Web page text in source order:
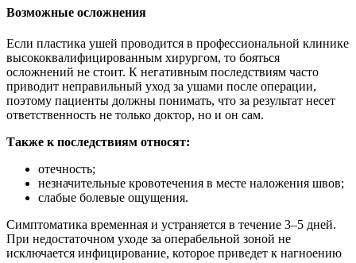
Возможные осложнения
Если пластика ушей проводится в профессиональной клинике
высококвалифицированным хирургом, то бояться
осложнений не стоит. К негативным последствиям часто
приводит неправильный уход за ушами после операции,
поэтому пациенты должны понимать, что за результат несет
ответственность не только доктор, но и он сам.
Также к последствиям относят:
отечность;
незначительные кровотечения в месте наложения швов;
слабые болевые ощущения.
Симптоматика временная и устраняется в течение 3–5 дней.
При недостаточном уходе за операбельной зоной не
исключается инфицирование, которое приведет к нагноению